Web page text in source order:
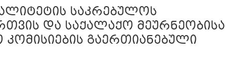
საკრებულოს
და საქალაქო მეურნეობისა
კომისიების გაერთიანებული